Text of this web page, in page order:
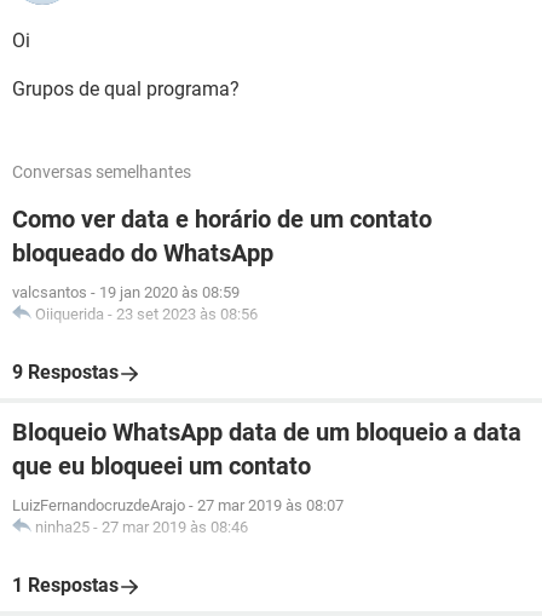
Oi
Grupos de qual programa?
Conversas semelhantes
Como ver data e horário de um contato
bloqueado do WhatsApp
valcsantos - 19 jan 2020 às 08:59
Oiiquerida - 23 set 2023 às 08:56
9 Respostas
Bloqueio WhatsApp data de um bloqueio a data
que eu bloqueei um contato
LuizFernandocruzdeArajo - 27 mar 2019 às 08:07
ninha25 - 27 mar 2019 às 08:46
1 Respostas